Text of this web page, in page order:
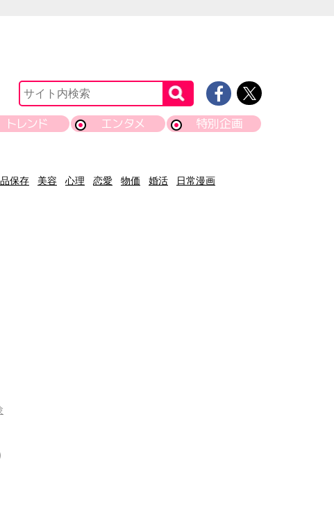
トレンド エンタメ 特別企画
保存 美容 心理 恋愛 物価 婚活 日常漫画